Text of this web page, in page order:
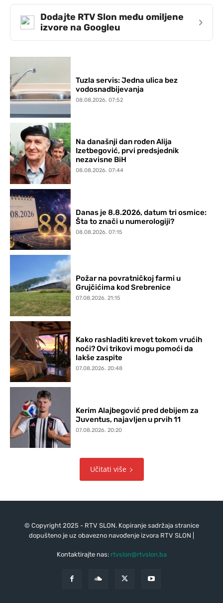
Dodajte RTV Slon među omiljene
izvore na Googleu
›
Tuzla servis: Jedna ulica bez
vodosnadbijevanja
08.08.2026. 07:52
Na današnji dan rođen Alija
Izetbegović, prvi predsjednik
nezavisne BiH
08.08.2026. 07:44
Danas je 8.8.2026, datum tri osmice:
Šta to znači u numerologiji?
08.08.2026. 07:15
Požar na povratničkoj farmi u
Grujčićima kod Srebrenice
07.08.2026. 21:15
Kako rashladiti krevet tokom vrućih
noći? Ovi trikovi mogu pomoći da
lakše zaspite
07.08.2026. 20:48
Kerim Alajbegović pred debijem za
Juventus, najavljen u prvih 11
07.08.2026. 20:20
Učitati više
© Copyright 2025 - RTV SLON. Kopiranje sadržaja stranice
dopušteno je uz obavezno navođenje izvora RTV SLON |
Kontaktirajte nas: rtvslon@rtvslon.ba